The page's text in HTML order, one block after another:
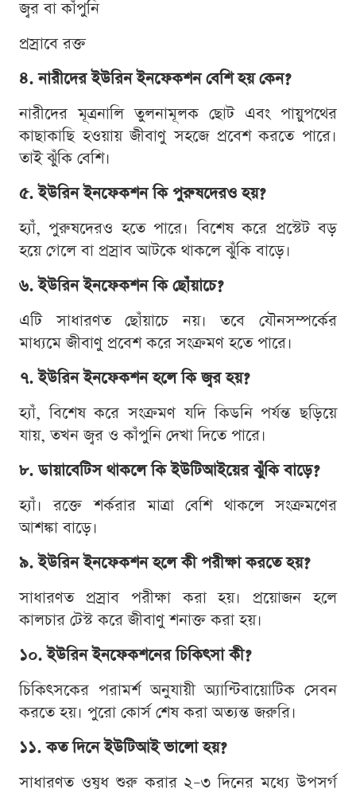
জ্বর বা কাঁপুনি
প্রস্রাবে রক্ত
৪. নারীদের ইউরিন ইনফেকশন বেশি হয় কেন?
নারীদের মূত্রনালি তুলনামূলক ছোট এবং পায়ুপথের
কাছাকাছি হওয়ায় জীবাণু সহজে প্রবেশ করতে পারে।
তাই ঝুঁকি বেশি।
৫. ইউরিন ইনফেকশন কি পুরুষদেরও হয়?
হ্যাঁ, পুরুষদেরও হতে পারে। বিশেষ করে প্রস্টেট বড়
হয়ে গেলে বা প্রস্রাব আটকে থাকলে ঝুঁকি বাড়ে।
৬. ইউরিন ইনফেকশন কি ছোঁয়াচে?
এটি সাধারণত ছোঁয়াচে নয়। তবে যৌনসম্পর্কের
মাধ্যমে জীবাণু প্রবেশ করে সংক্রমণ হতে পারে।
৭. ইউরিন ইনফেকশন হলে কি জ্বর হয়?
হ্যাঁ, বিশেষ করে সংক্রমণ যদি কিডনি পর্যন্ত ছড়িয়ে
যায়, তখন জ্বর ও কাঁপুনি দেখা দিতে পারে।
৮. ডায়াবেটিস থাকলে কি ইউটিআইয়ের ঝুঁকি বাড়ে?
হ্যাঁ। রক্তে শর্করার মাত্রা বেশি থাকলে সংক্রমণের
আশঙ্কা বাড়ে।
৯. ইউরিন ইনফেকশন হলে কী পরীক্ষা করতে হয়?
সাধারণত প্রস্রাব পরীক্ষা করা হয়। প্রয়োজন হলে
কালচার টেস্ট করে জীবাণু শনাক্ত করা হয়।
১০. ইউরিন ইনফেকশনের চিকিৎসা কী?
চিকিৎসকের পরামর্শ অনুযায়ী অ্যান্টিবায়োটিক সেবন
করতে হয়। পুরো কোর্স শেষ করা অত্যন্ত জরুরি।
১১. কত দিনে ইউটিআই ভালো হয়?
সাধারণত ওষুধ শুরু করার ২–৩ দিনের মধ্যে উপসর্গ